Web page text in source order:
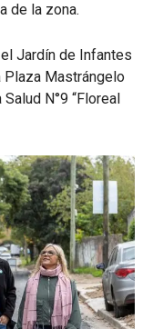
de la zona.
Jardín de Infantes
Plaza Mastrángelo
N°9 “Floreal